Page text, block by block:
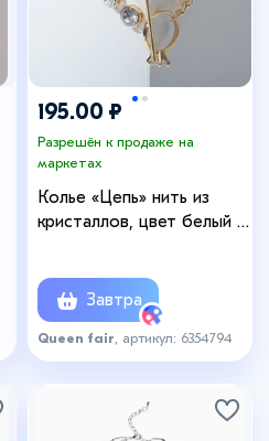
195.00 ₽
Разрешён к продаже на
маркетах
Колье «Цепь» нить из
кристаллов, цвет белый в
Завтра
Queen fair , артикул: 6354794